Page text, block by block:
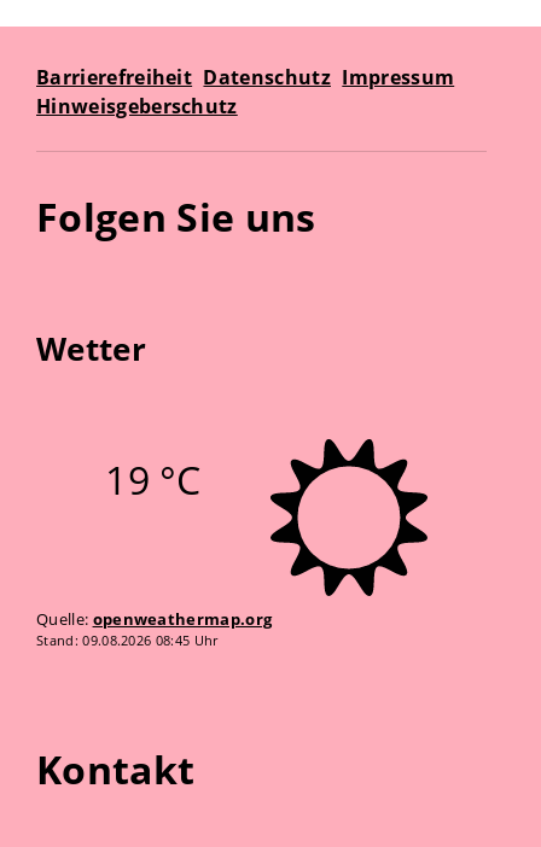
Barrierefreiheit Datenschutz Impressum
Hinweisgeberschutz
Folgen Sie uns
Wetter
19 °C
Quelle: openweathermap.org
Stand: 09.08.2026 08:45 Uhr
Kontakt